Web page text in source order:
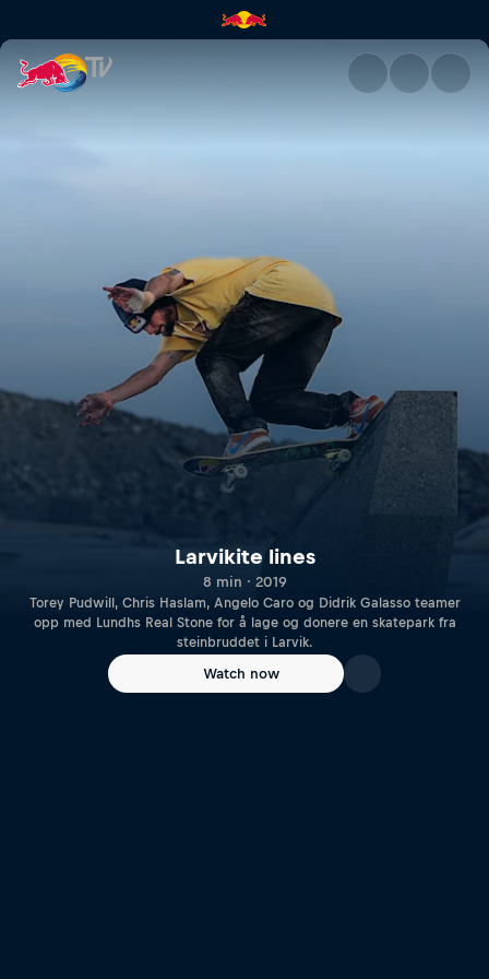
Larvikite lines | Red Bull TV
Larvikite lines
8 min · 2019
Torey Pudwill, Chris Haslam, Angelo Caro og Didrik Galasso teamer
opp med Lundhs Real Stone for å lage og donere en skatepark fra
steinbruddet i Larvik.
Watch now